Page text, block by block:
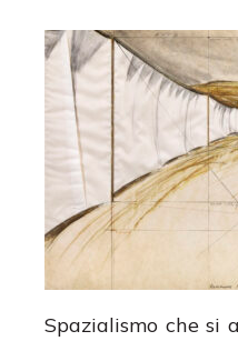
Spazialismo che si